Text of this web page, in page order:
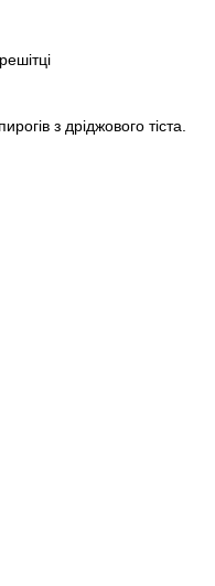
з дріджового тіста.